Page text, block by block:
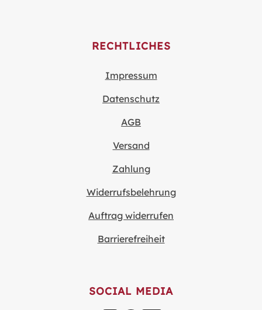
RECHTLICHES
Impressum
Datenschutz
AGB
Versand
Zahlung
Widerrufsbelehrung
Auftrag widerrufen
Barrierefreiheit
SOCIAL MEDIA